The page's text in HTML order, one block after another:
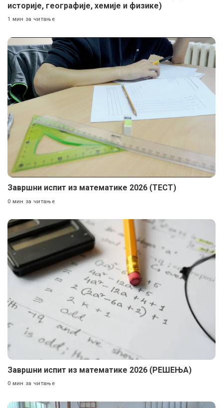
историје, географије, хемије и физике)
1 мин за читање
Завршни испит из математике 2026 (ТЕСТ)
0 мин за читање
Завршни испит из математике 2026 (РЕШЕЊА)
0 мин за читање